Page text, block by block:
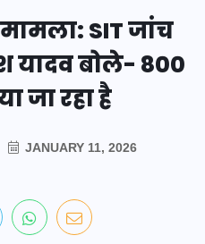
SIT जांच
यादव बोले- 800
जा रहा है
JANUARY 11, 2026